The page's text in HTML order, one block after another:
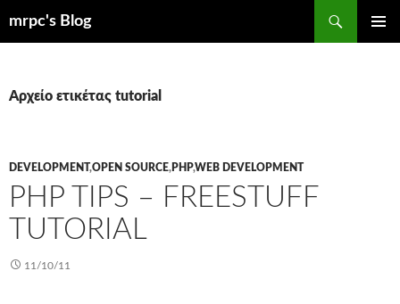
mrpc's Blog
Αρχείο ετικέτας tutorial
DEVELOPMENT,OPEN SOURCE,PHP,WEB DEVELOPMENT
PHP TIPS – FREESTUFF
TUTORIAL
11/10/11